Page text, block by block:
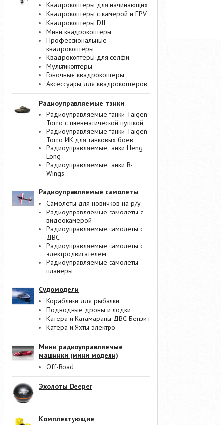
Квадрокоптеры для начинающих
Квадрокоптеры с камерой и FPV
Квадрокоптеры DJI
Мини квадрокоптеры
Профессиональные
квадрокоптеры
Квадрокоптеры для селфи
Мультикоптеры
Гоночные квадрокоптеры
Аксессуары для квадрокоптеров
Радиоуправляемые танки
Радиоуправляемые танки Taigen
Torro с пневматической пушкой
Радиоуправляемые танки Taigen
Torro ИК для танковых боев
Радиоуправляемые танки Heng
Long
Радиоуправляемые танки R-
Wings
Радиоуправляемые самолеты
Самолеты для новичков на р/у
Радиоуправляемые самолеты с
видеокамерой
Радиоуправляемые самолеты с
ДВС
Радиоуправляемые самолеты с
электродвигателем
Радиоуправляемые самолеты-
планеры
Судомодели
Кораблики для рыбалки
Подводные дроны и лодки
Катера и Катамараны ДВС Бензин
Катера и Яхты электро
Мини радиоуправляемые
машинки (мини модели)
Off-Road
Эхолоты Deeper
Комплектующие